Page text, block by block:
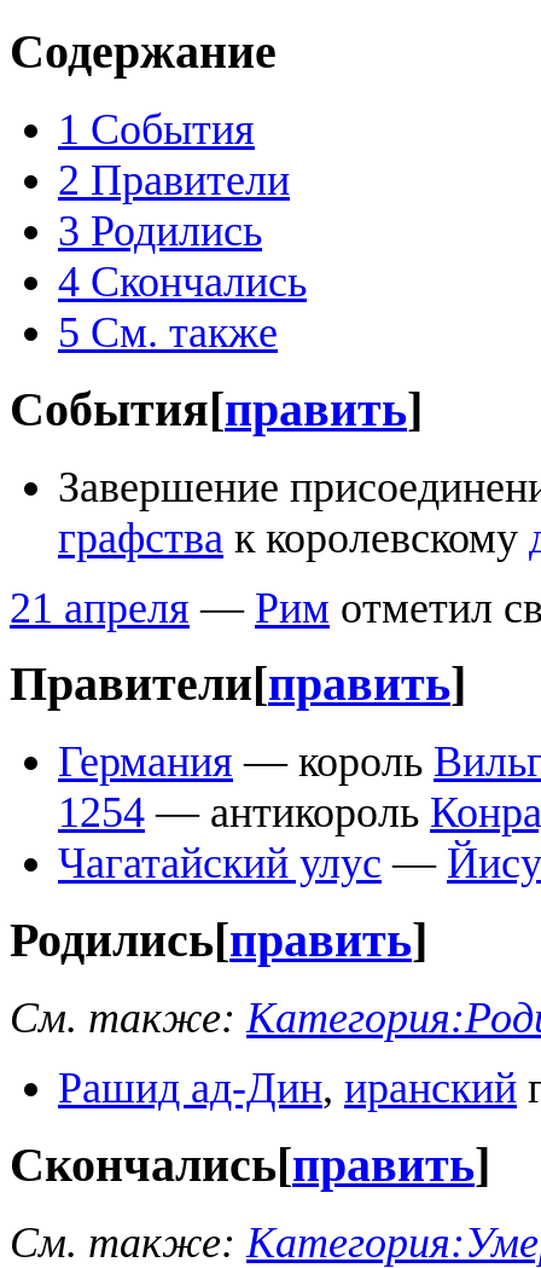
Содержание
1 События
2 Правители
3 Родились
4 Скончались
5 См. также
События[править]
Завершение
графства к королевскому
21 апреля — Рим отметил
Правители [править]
Германия — король
1254 — антикороль
Чагатайский улус —
Родились[править]
См. также:
Рашид ад-Дин, иранский
Скончались[править]
См. также: